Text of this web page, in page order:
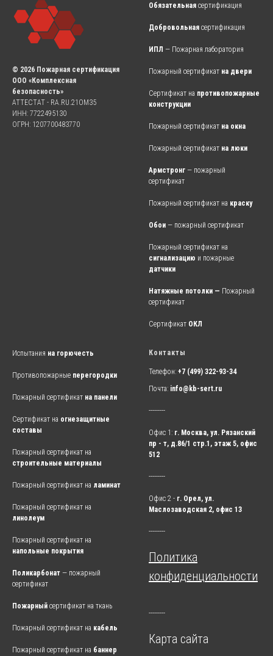
© 2026 Пожарная сертификация
ООО «Комплексная
безопасность»
АТТЕСТАТ - RA.RU.21OM35
ИНН: 7722495130
ОГРН: 1207700483770
Обязательная сертификация
Добровольная сертификация
ИПЛ — Пожарная лаборатория
Пожарный сертификат на двери
Сертификат на противопожарные
конструкции
Пожарный сертификат на окна
Пожарный сертификат на люки
Армстронг — пожарный
сертификат
Пожарный сертификат на краску
Обои — пожарный сертификат
Пожарный сертификат на
сигнализацию и пожарные
датчики
Натяжные потолки — Пожарный
сертификат
Сертификат ОКЛ
Испытания на горючесть
Противопожарные перегородки
Пожарный сертификат на панели
Сертификат на огнезащитные
составы
Пожарный сертификат на
строительные материалы
Пожарный сертификат на ламинат
Пожарный сертификат на
линолеум
Пожарный сертификат на
напольные покрытия
Поликарбонат — пожарный
сертификат
Пожарный сертификат на ткань
Пожарный сертификат на кабель
Пожарный сертификат на баннер
Контакты
Телефон: +7 (499) 322-93-34
Почта: info@kb-sert.ru
---------
Офис 1: г. Москва, ул. Рязанский
пр - т, д.86/1 стр.1, этаж 5, офис
512
---------
Офис 2 - г. Орел, ул.
Маслозаводская 2, офис 13
---------
Политика
конфиденциальности
---------
Карта сайта